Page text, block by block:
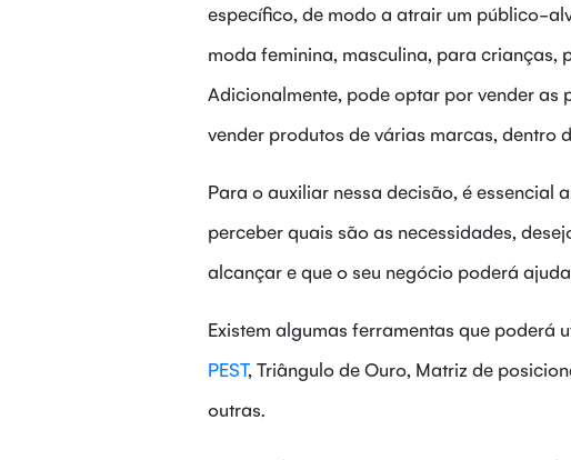
específico, de modo a atrair um público-
moda feminina, masculina, para crianças,
Adicionalmente, pode optar por vender as
vender produtos de várias marcas, dentro
Para o auxiliar nessa decisão, é
perceber quais são as necessidades,
alcançar e que o seu negócio poderá
Existem algumas ferramentas que poderá
PEST, Triângulo de Ouro, Matriz de
outras.